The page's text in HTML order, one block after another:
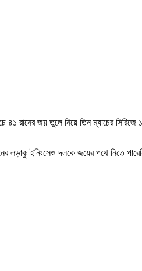
৪১ রানের জয় তুলে নিয়ে তিন ম্যাচের
লড়াকু ইনিংসেও দলকে জয়ের পথে নিতে